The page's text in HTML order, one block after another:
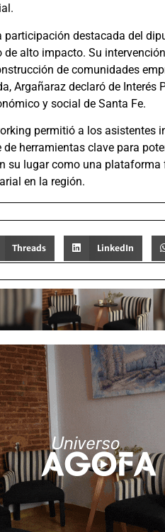
participación destacada del
alto impacto. Su
de comunidades
Argañaraz declaró de Interés
y social de Santa Fe.
permitió a los asistentes
herramientas clave para
su lugar como una
en la región.
Threads LinkedIn